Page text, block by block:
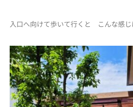
入口へ向けて歩いて行くと こんな感じ